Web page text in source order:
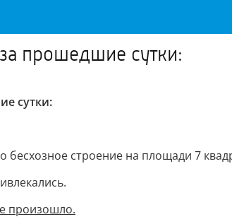
прошедшие сутки:
сутки:
бесхозное строение на площади 7
произошло.